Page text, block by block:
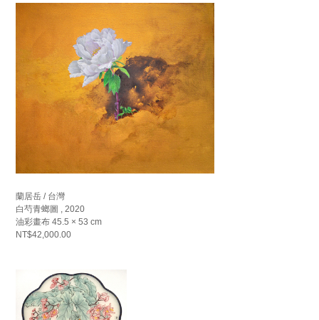
蘭居岳 / 台灣
白芍青螂圖 , 2020
油彩畫布 45.5 × 53 cm
NT$42,000.00